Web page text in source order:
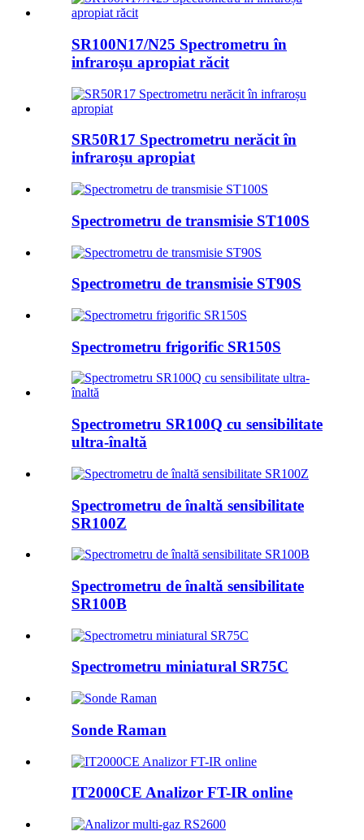
SR100N17/N25 Spectrometru în
infraroșu apropiat răcit
SR50R17 Spectrometru nerăcit în
infraroșu apropiat
Spectrometru de transmisie ST100S
Spectrometru de transmisie ST90S
Spectrometru frigorific SR150S
Spectrometru SR100Q cu sensibilitate
ultra-înaltă
Spectrometru de înaltă sensibilitate
SR100Z
Spectrometru de înaltă sensibilitate
SR100B
Spectrometru miniatural SR75C
Sonde Raman
IT2000CE Analizor FT-IR online